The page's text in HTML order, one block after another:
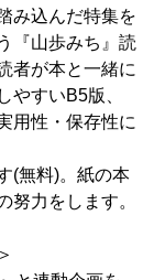
み込んだ特集を
『山歩みち』読
者が本と一緒に
やすいB5版、
用性・保存性に
(無料)。紙の本
努力をします。